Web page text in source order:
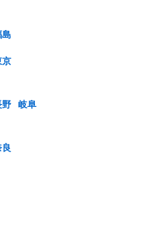
岐阜